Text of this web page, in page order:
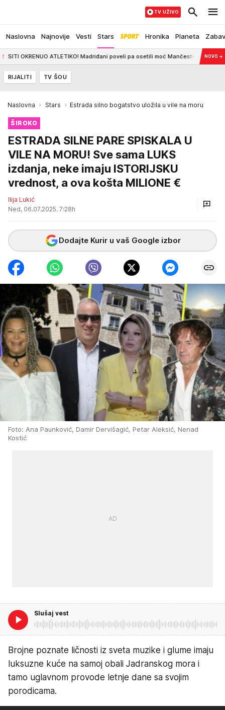
Naslovna Najnovije Vesti Stars Hronika Planeta
TV UŽIVO
ATLETIKO! Madriđani poveli pa osetili moć Mančestera 15:18 NOVO →
RIJALITI TV ŠOU
Naslovna Stars Estrada silno bogatstvo uložila u vile na moru
ŠIROKO
ESTRADA SILNE PARE SPISKALA U
VILE NA MORU! Sve sama LUKS
izdanja, neke imaju ISTORIJSKU
vrednost, a ova košta MILIONE €
Ilija Lukić
Ned, 06.07.2025. 7:28h
Dodajte Kurir u vaš Google izbor
Foto: Ana Paunković, Damir Dervišagić, Petar Aleksić, Nenad
Kostić
Slušaj vest
Brojne poznate ličnosti iz sveta muzike i glume imaju
luksuzne kuće na samoj obali Jadranskog mora i
tamo uglavnom provode letnje dane sa svojim
porodicama.